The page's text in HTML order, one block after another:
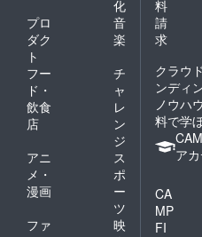
化
プロ
ダク
ト
音
楽
フー
ド・
飲食
店
チ
ャ
レ
ン
ジ
アニ
メ・
漫画
ス
ポ
ー
ツ
ファ
映
料
請
求
クラウ
ンディ
ノウハ
料で学
ア
CA
MP
FI